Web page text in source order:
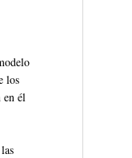
los
en él